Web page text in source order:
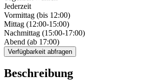
Jederzeit
Vormittag (bis 12:00)
Mittag (12:00-15:00)
Nachmittag (15:00-17:00)
Abend (ab 17:00)
Verfügbarkeit abfragen
Beschreibung